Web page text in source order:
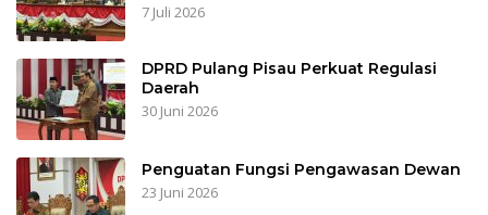
7 Juli 2026
DPRD Pulang Pisau Perkuat Regulasi
Daerah
30 Juni 2026
Penguatan Fungsi Pengawasan Dewan
23 Juni 2026